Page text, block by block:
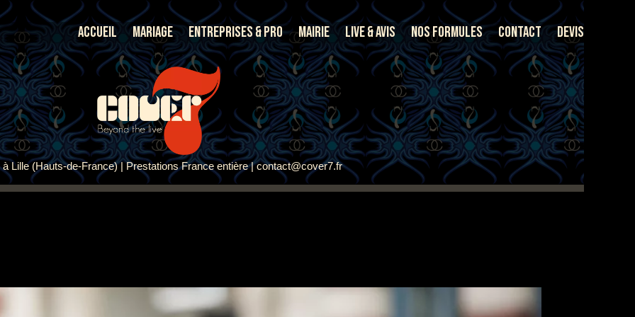
Accueil Mariage Entreprises & Pro Mairie Live & Avis Nos Formules Contact Devis
Lille (Hauts-de-France) | Prestations France entière | contact@cover7.fr